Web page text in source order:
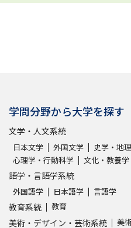
学問分野から大学を探す
文学・人文系統
日本文学 外国文学 史学・地
心理学・行動科学
文化・教養学
語学・言語学系統
外国語学 日本語学 言語学
教育系統 教育
美術・デザイン・芸術系統 美